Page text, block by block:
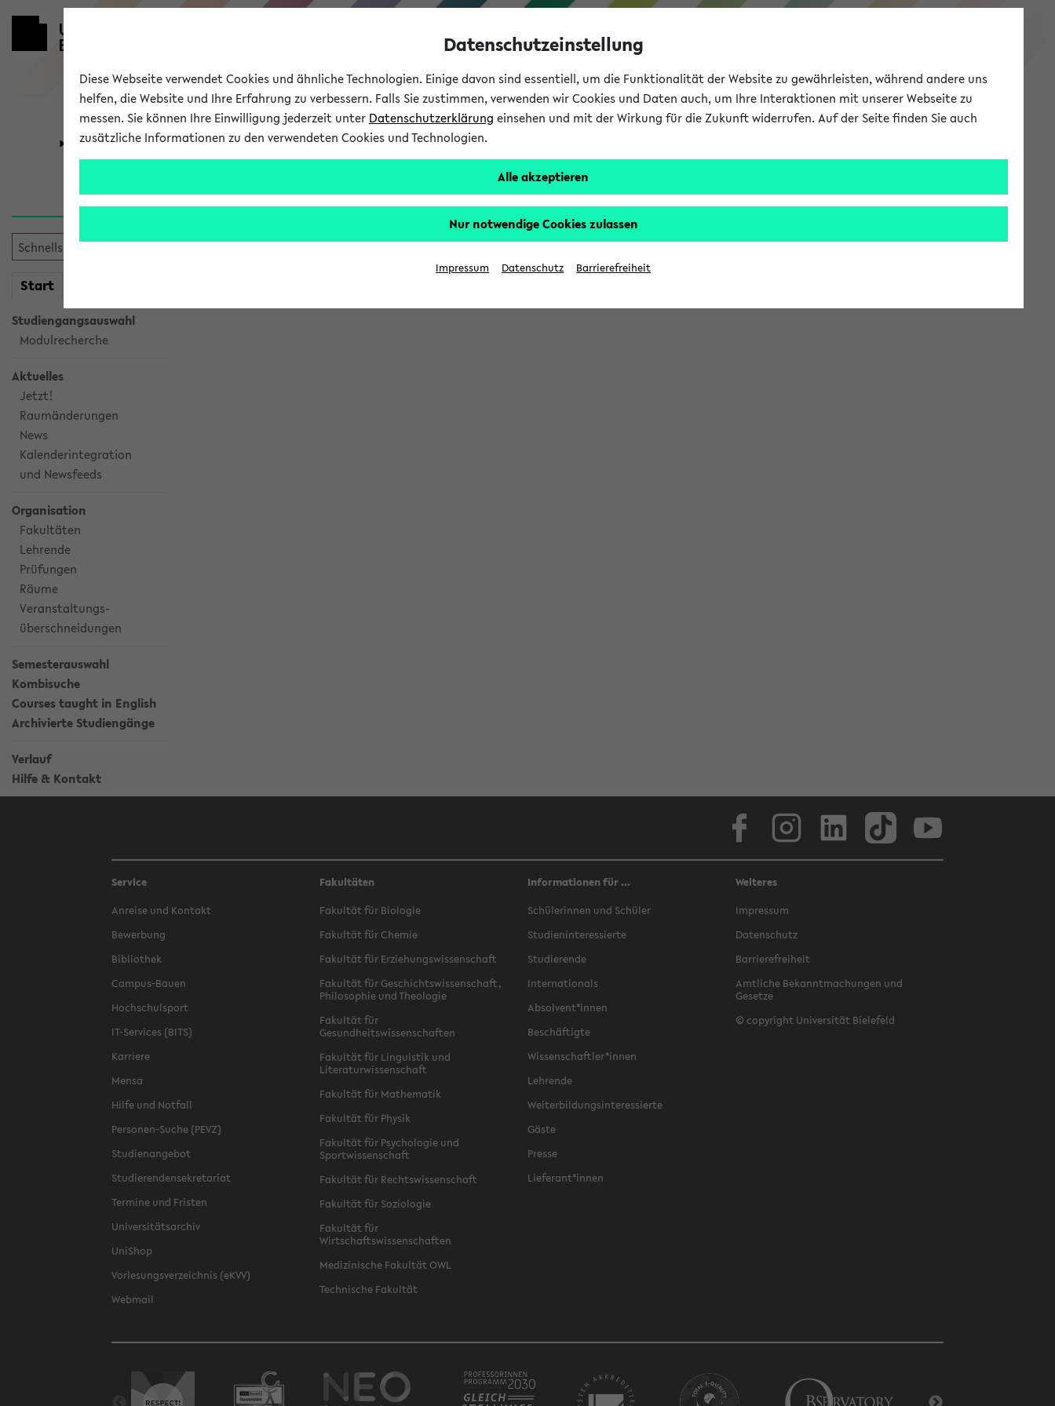
eKVV
Universität Forschung Studium
Start
Studiengangsauswahl
Modulrecherche
Aktuelles
Jetzt!
Raumänderungen
News
Kalenderintegration
und Newsfeeds
Organisation
Fakultäten
Lehrende
Prüfungen
Räume
Veranstaltungs-
überschneidungen
Semesterauswahl
Kombisuche
Courses taught in English
Archivierte Studiengänge
Verlauf
Hilfe & Kontakt
Verlauf
Service
Anreise und Kontakt
Bewerbung
Bibliothek
Campus-Bauen
Hochschulsport
IT-Services (BITS)
Karriere
Mensa
Hilfe und Notfall
Personen-Suche (PEVZ)
Studienangebot
Studierendensekretariat
Termine und Fristen
Universitätsarchiv
UniShop
Vorlesungsverzeichnis (eKVV)
Webmail
Fakultäten
Fakultät für Biologie
Fakultät für Chemie
Fakultät für Erziehungswissenschaft
Fakultät für Geschichtswissenschaft,
Philosophie und Theologie
Fakultät für
Gesundheitswissenschaften
Fakultät für Linguistik und
Literaturwissenschaft
Fakultät für Mathematik
Fakultät für Physik
Fakultät für Psychologie und
Sportwissenschaft
Fakultät für Rechtswissenschaft
Fakultät für Soziologie
Fakultät für
Wirtschaftswissenschaften
Medizinische Fakultät OWL
Technische Fakultät
Informationen für ...
Schülerinnen und Schüler
Studieninteressierte
Studierende
Internationals
Absolvent*innen
Beschäftigte
Wissenschaftler*innen
Lehrende
Weiterbildungsinteressierte
Gäste
Presse
Lieferant*innen
Weiteres
Impressum
Datenschutz
Barrierefreiheit
Amtliche Bekanntmachungen und
Gesetze
© copyright Universität Bielefeld
Datenschutzeinstellung
Diese Webseite verwendet Cookies und ähnliche Technologien. Einige davon sind essentiell, um die Funktionalität der Website zu gewährleisten, während andere uns
helfen, die Website und Ihre Erfahrung zu verbessern. Falls Sie zustimmen, verwenden wir Cookies und Daten auch, um Ihre Interaktionen mit unserer Webseite zu
messen. Sie können Ihre Einwilligung jederzeit unter Datenschutzerklärung einsehen und mit der Wirkung für die Zukunft widerrufen. Auf der Seite finden Sie auch
zusätzliche Informationen zu den verwendeten Cookies und Technologien.
Alle akzeptieren
Nur notwendige Cookies zulassen
Impressum Datenschutz Barrierefreiheit